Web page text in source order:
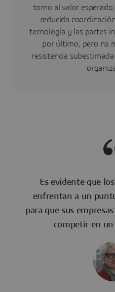
torno al valor
reducida
tecnología y las partes
por último, pero no
resistencia
Es evidente que
enfrentan a un
para que sus
competir en